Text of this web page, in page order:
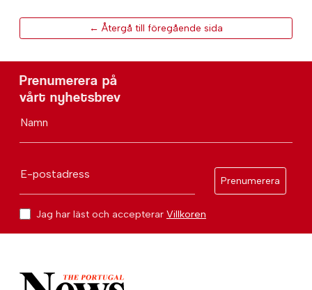
← Återgå till föregående sida
Prenumerera på
vårt nyhetsbrev
Namn
E-postadress
Prenumerera
Jag har läst och accepterar Villkoren